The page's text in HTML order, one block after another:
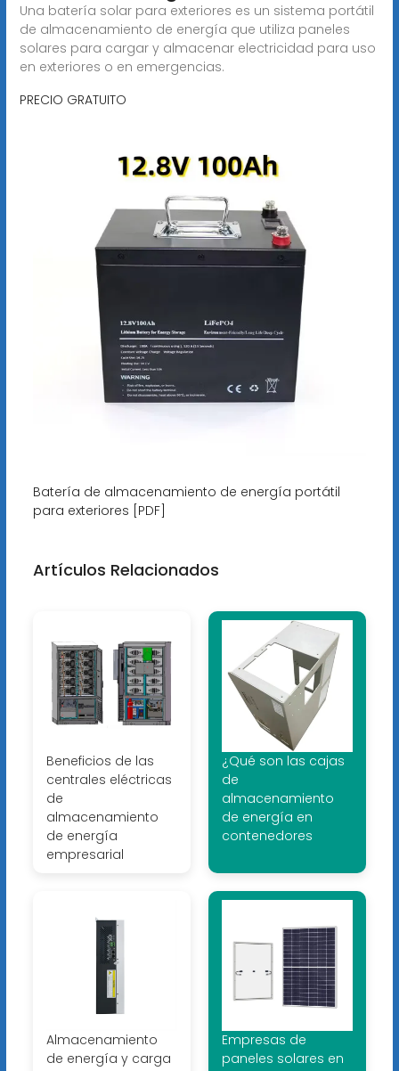
Una batería solar para exteriores es un sistema portátil
de almacenamiento de energía que utiliza paneles
solares para cargar y almacenar electricidad para uso
en exteriores o en emergencias.
PRECIO GRATUITO
Batería de almacenamiento de energía portátil
para exteriores [PDF]
Artículos Relacionados
Beneficios de las
centrales eléctricas
de
almacenamiento
de energía
empresarial
¿Qué son las cajas
de
almacenamiento
de energía en
contenedores
Almacenamiento
de energía y carga
Empresas de
paneles solares en